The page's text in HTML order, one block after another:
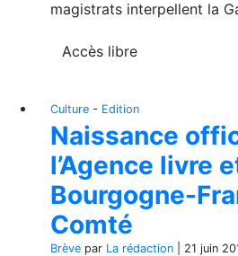
magistrats interpellent la
Accès libre
Culture - Edition
Naissance
l’Agence livre
Bourgogne-
Comté
Brève par La rédaction 21 juin